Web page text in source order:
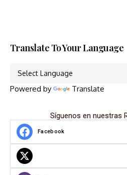
Translate To Your Language
Powered by Translate
Síguenos en nuestras
Facebook